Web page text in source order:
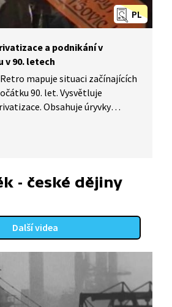
PL
a podnikání v
v 90. letech
mapuje situaci začínajících
90. let. Vysvětluje
Obsahuje úryvky
„průkopníkem" tzv.
- české dějiny
Další videa